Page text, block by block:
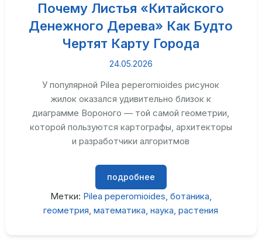
Почему Листья «китайского
Денежного Дерева» Как Будто
Чертят Карту Города
24.05.2026
У популярной Pilea peperomioides рисунок
жилок оказался удивительно близок к
диаграмме Вороного — той самой геометрии,
которой пользуются картографы, архитекторы
и разработчики алгоритмов
подробнее
Метки: Pilea peperomioides ботаника
геометрия математика наука растения